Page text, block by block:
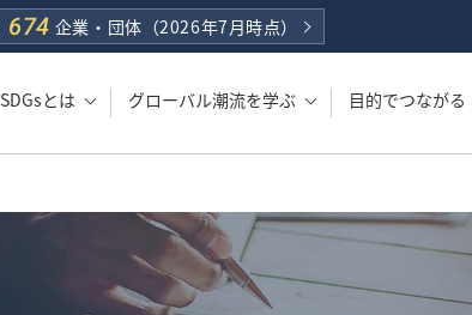
SDGsとは グローバル潮流を学ぶ 目的でつながる
674 企業・団体 （2026年7月時点）